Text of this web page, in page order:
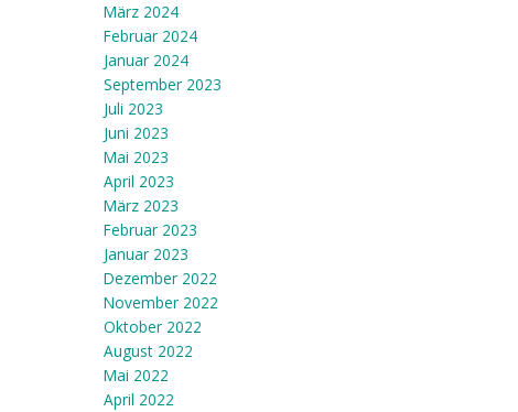
März 2024
Februar 2024
Januar 2024
September 2023
Juli 2023
Juni 2023
Mai 2023
April 2023
März 2023
Februar 2023
Januar 2023
Dezember 2022
November 2022
Oktober 2022
August 2022
Mai 2022
April 2022